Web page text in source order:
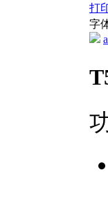
打
字